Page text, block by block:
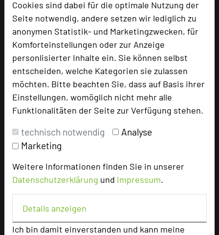
Cookies sind dabei für die optimale Nutzung der
Seite notwendig, andere setzen wir lediglich zu
anonymen Statistik- und Marketingzwecken, für
Komforteinstellungen oder zur Anzeige
personlisierter Inhalte ein. Sie können selbst
entscheiden, welche Kategorien sie zulassen
möchten. Bitte beachten Sie, dass auf Basis ihrer
Einstellungen, womöglich nicht mehr alle
Funktionalitäten der Seite zur Verfügung stehen.
technisch notwendig
Analyse
Marketing
Weitere Informationen finden Sie in unserer
Datenschutzerklärung und Impressum.
Details anzeigen
Ich bin damit einverstanden und kann meine
Bewertung
Tagungsplaner
Tagungsleiter
Tagungsteilnehmer
Hotel bewerten
Hoteldaten
Max. Tagungskapazität (Personen)
Reihenbestuhlung
Tagungsräume
7